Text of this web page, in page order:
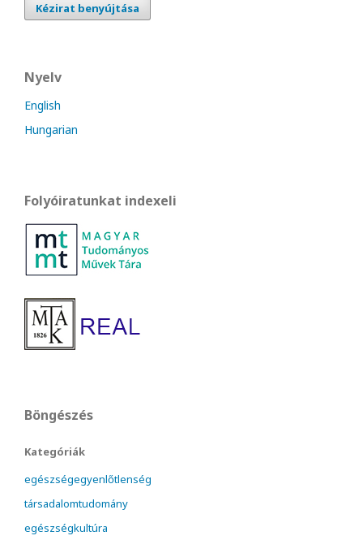
Kézirat benyújtása
Nyelv
English
Hungarian
Folyóiratunkat indexeli
Böngészés
Kategóriák
egészségegyenlőtlenség
társadalomtudomány
egészségkultúra